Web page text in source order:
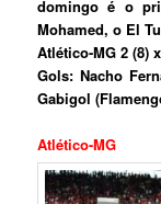
domingo é o
Mohamed, o El
Atlético-MG 2 (8)
Gols: Nacho
Gabigol
Atlético-MG